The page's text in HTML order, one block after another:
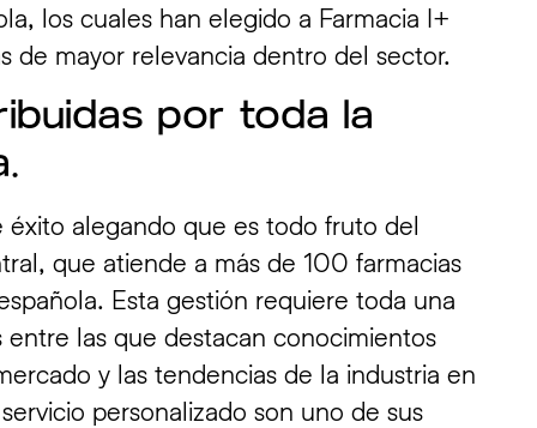
los cuales han elegido a Farmacia I+
de mayor relevancia dentro del sector.
por toda la
alegando que es todo fruto del
que atiende a más de 100 farmacias
Esta gestión requiere toda una
las que destacan conocimientos
y las tendencias de la industria en
personalizado son uno de sus